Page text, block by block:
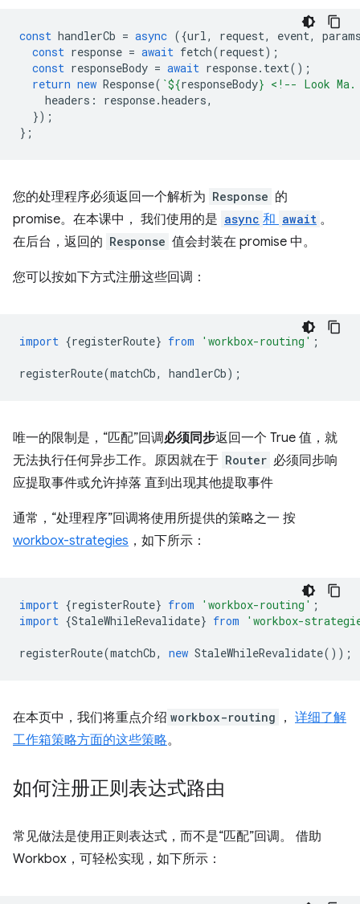
const handlerCb = async ({url, request, event,
const response = await fetch(request);
const responseBody = await response. text();
return new Response( `${responseBody} <!-- Look Ma.
headers : response.headers,
});
};
您的处理程序必须返回一个解析为 Response 的
promise。在本课中， 我们使用的是 async 和 await 。
在后台，返回的 Response 值会封装在 promise 中。
您可以按如下方式注册这些回调：
import {registerRoute} from 'workbox-routing' ;
registerRoute(matchCb, handlerCb);
唯一的限制是，“匹配”回调必须同步返回一个 True 值，就
无法执行任何异步工作。原因就在于 Router 必须同步响
应提取事件或允许掉落 直到出现其他提取事件
通常，“处理程序”回调将使用所提供的策略之一 按
workbox-strategies ，如下所示：
import {registerRoute} from 'workbox-routing' ;
import {StaleWhileRevalidate} from 'workbox-
registerRoute(matchCb, new StaleWhileRevalidate());
在本页中，我们将重点介绍 workbox-routing ， 详细了解
工作箱策略方面的这些策略。
如何注册正则表达式路由
常见做法是使用正则表达式，而不是“匹配”回调。 借助
Workbox，可轻松实现，如下所示：